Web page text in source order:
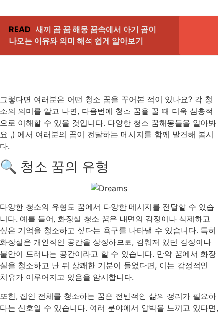
READ 새끼 곰 꿈 해몽 꿈속에서 아기 곰이
나오는 이유와 의미 해석 쉽게 알아보기
그렇다면 여러분은 어떤 청소 꿈을 꾸어본 적이 있나요? 각 청
소의 의미를 알고 나면, 다음번에 청소 꿈을 꿀 때 더욱 심층적
으로 이해할 수 있을 것입니다. 다양한 청소 꿈해몽들을 알아봐
요 ,) 에서 여러분의 꿈이 전달하는 메시지를 함께 발견해 봅시
다.
🔍 청소 꿈의 유형
다양한 청소의 유형도 꿈에서 다양한 메시지를 전달할 수 있습
니다. 예를 들어, 화장실 청소 꿈은 내면의 감정이나 삭제하고
싶은 기억을 청소하고 싶다는 욕구를 나타낼 수 있습니다. 특히
화장실은 개인적인 공간을 상징하므로, 감춰져 있던 감정이나
불안이 드러나는 공간이라고 할 수 있습니다. 만약 꿈에서 화장
실을 청소하고 난 뒤 상쾌한 기분이 들었다면, 이는 감정적인
치유가 이루어지고 있음을 암시합니다.
또한, 집안 전체를 청소하는 꿈은 전반적인 삶의 정리가 필요하
다는 신호일 수 있습니다. 여러 분야에서 압박을 느끼고 있다면,